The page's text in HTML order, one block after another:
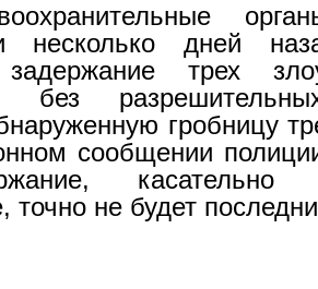
несколько дней
трех
без
гробницу
сообщении
касательно
точно не будет